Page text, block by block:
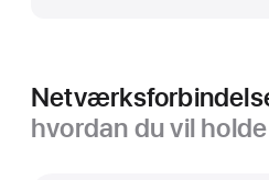
hvordan du vil